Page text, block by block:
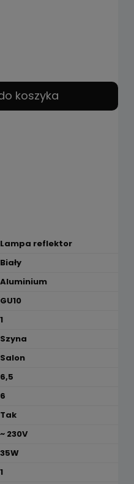
koszyka
Lampa reflektor
Biały
Aluminium
GU10
1
Szyna
Salon
6,5
6
Tak
~ 230V
35W
1